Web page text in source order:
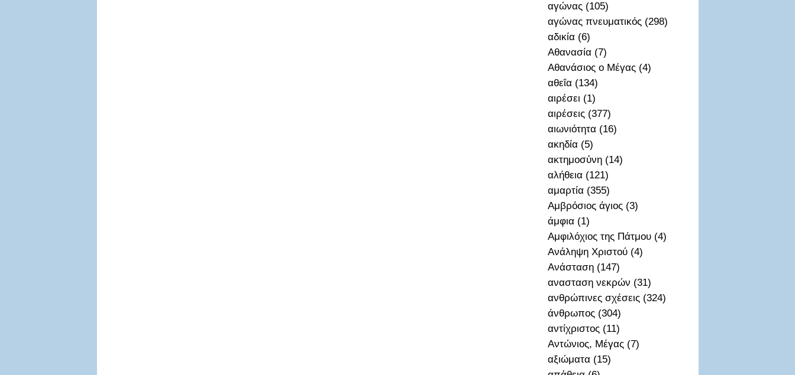
αγώνας (105)
αγώνας πνευματικός (298)
αδικία (6)
Αθανασία (7)
Αθανάσιος ο Μέγας (4)
αθεΐα (134)
αιρέσει (1)
αιρέσεις (377)
αιωνιότητα (16)
ακηδία (5)
ακτημοσὐνη (14)
αλήθεια (121)
αμαρτία (355)
Αμβρόσιος άγιος (3)
άμφια (1)
Αμφιλόχιος της Πάτμου (4)
Ανάληψη Χριστού (4)
Ανάσταση (147)
ανασταση νεκρών (31)
ανθρώπινες σχέσεις (324)
άνθρωπος (304)
αντίχριστος (11)
Αντώνιος, Μέγας (7)
αξιώματα (15)